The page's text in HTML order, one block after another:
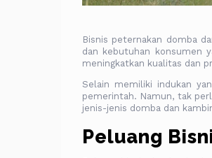
Bisnis peternakan domba
dan kebutuhan konsumen
meningkatkan kualitas dan
Selain memiliki indukan
pemerintah. Namun, tak
jenis-jenis domba dan
Peluang